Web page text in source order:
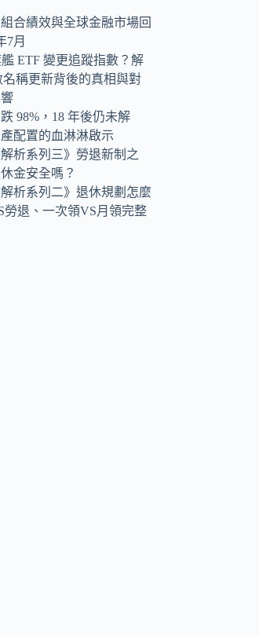
合績效與全球金融市場回
7月
艦 ETF 變更追蹤指數？解
稱更新背後的真相與對
98%，18 年後仍未解
配置的血淋淋啟示
解析系列三》勞退新制之
金安全嗎？
解析系列二》退休規劃怎麼
勞退、一次領VS月領完整